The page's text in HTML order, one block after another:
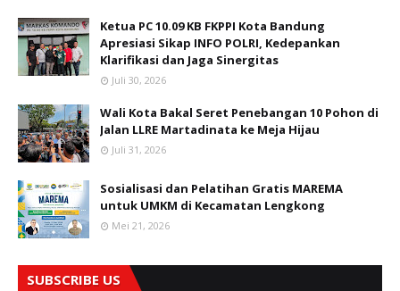
Ketua PC 10.09 KB FKPPI Kota Bandung
Apresiasi Sikap INFO POLRI, Kedepankan
Klarifikasi dan Jaga Sinergitas
Juli 30, 2026
Wali Kota Bakal Seret Penebangan 10 Pohon di
Jalan LLRE Martadinata ke Meja Hijau
Juli 31, 2026
Sosialisasi dan Pelatihan Gratis MAREMA
untuk UMKM di Kecamatan Lengkong
Mei 21, 2026
SUBSCRIBE US